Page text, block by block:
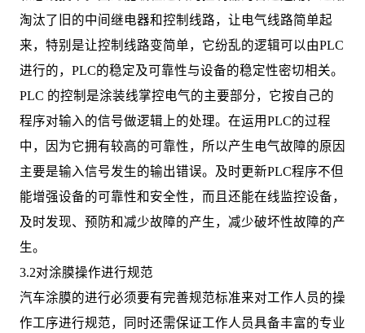
淘汰了旧的中间继电器和控制线路，让电气线路简单起
来，特别是让控制线路变简单，它纷乱的逻辑可以由PLC
进行的，PLC的稳定及可靠性与设备的稳定性密切相关。
PLC 的控制是涂装线掌控电气的主要部分，它按自己的
程序对输入的信号做逻辑上的处理。在运用PLC的过程
中，因为它拥有较高的可靠性，所以产生电气故障的原因
主要是输入信号发生的输出错误。及时更新PLC程序不但
能增强设备的可靠性和安全性，而且还能在线监控设备，
及时发现、预防和减少故障的产生，减少破坏性故障的产
生。
3.2对涂膜操作进行规范
汽车涂膜的进行必须要有完善规范标准来对工作人员的操
作工序进行规范，同时还需保证工作人员具备丰富的专业